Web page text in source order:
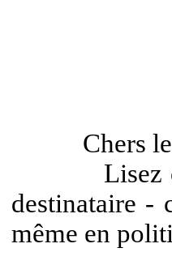
Chers
Lisez cette
destinataire -
même en